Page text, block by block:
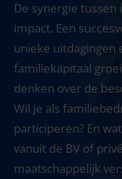
De synergie
impact. Een
unieke uitdagingen
familiekapitaal
denken over de
Wil je als
participeren? En
vanuit de BV of
maatschappelijk